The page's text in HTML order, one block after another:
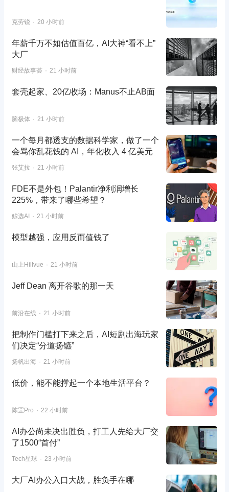
克劳锐 20 小时前
年薪千万不如估值百亿，AI大神“看不上”
大厂
财经故事荟 21 小时前
套壳起家、20亿收场：Manus不止AB面
脑极体 21 小时前
一个每月都透支的数据科学家，做了一个
会骂你乱花钱的 AI，年化收入 4 亿美元
张艾拉 21 小时前
FDE不是外包！Palantir净利润增长
225%，带来了哪些希望？
鲸选AI 21 小时前
模型越强，应用反而值钱了
山上Hillvue 21 小时前
Jeff Dean 离开谷歌的那一天
前沿在线 21 小时前
把制作门槛打下来之后，AI短剧出海玩家
们决定“分道扬镳”
扬帆出海 21 小时前
低价，能不能撑起一个本地生活平台？
陈罡Pro 22 小时前
AI办公尚未决出胜负，打工人先给大厂交
了1500“首付”
Tech星球 23 小时前
大厂AI办公入口大战，胜负手在哪